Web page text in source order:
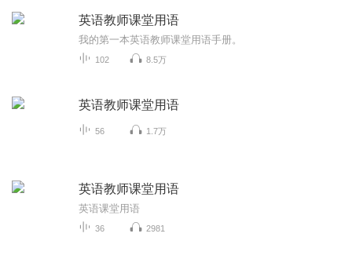
英语教师课堂用语
我的第一本英语教师课堂用语手册。
102 8.5万
英语教师课堂用语
56 1.7万
英语教师课堂用语
英语课堂用语
36 2981